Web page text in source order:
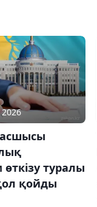
туралы
қойды